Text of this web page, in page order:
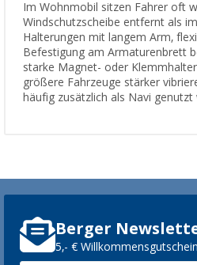
Im Wohnmobil sitzen Fahrer oft
Windschutzscheibe entfernt als
Halterungen mit langem Arm,
Befestigung am Armaturenbrett
starke Magnet- oder
größere Fahrzeuge stärker
häufig zusätzlich als Navi genutzt
Berger
5,- €